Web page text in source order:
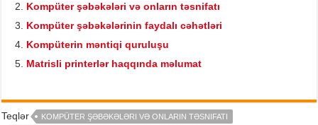
Kompüter şəbəkələri və onların təsnifatı
Kompüter şəbəkələrinin faydalı cəhətləri
Kompüterin məntiqi quruluşu
Matrisli printerlər haqqında məlumat
Teqlər
KOMPÜTER ŞƏBƏKƏLƏRI VƏ ONLARIN TƏSNIFATI